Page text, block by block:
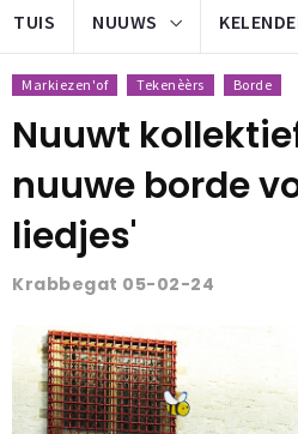
TUIS NUUWS
Markiezen'of Tekenèèrs Borde
Nuuwt
nuuwe borde
liedjes'
Krabbegat 05-02-24